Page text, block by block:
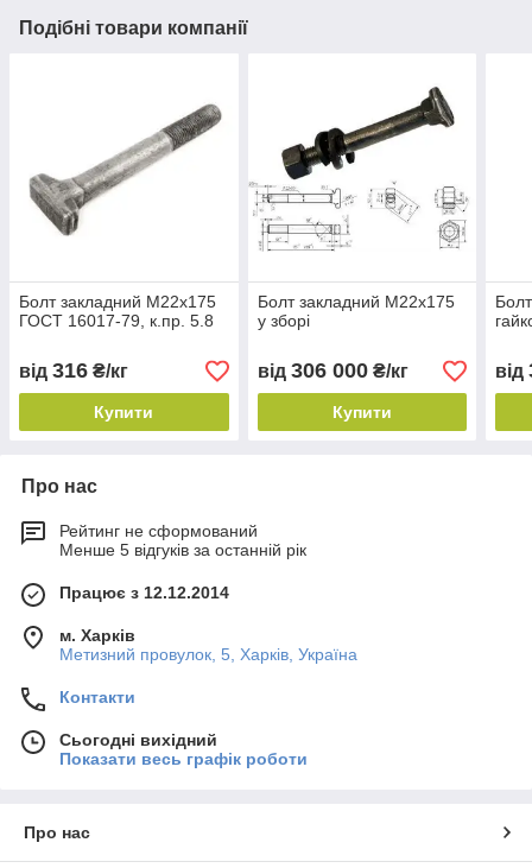
Подібні товари компанії
Болт закладний М22х175
ГОСТ 16017-79, к.пр. 5.8
від 316 ₴/кг
Купити
Болт закладний М22х175
у зборі
від 306 000₴/кг
Купити
від
Про нас
Рейтинг не сформований
Менше 5 відгуків за останній рік
Працює з 12.12.2014
м. Харків
Метизний провулок, 5, Харків, Україна
Контакти
Сьогодні вихідний
Показати весь графік роботи
Про нас